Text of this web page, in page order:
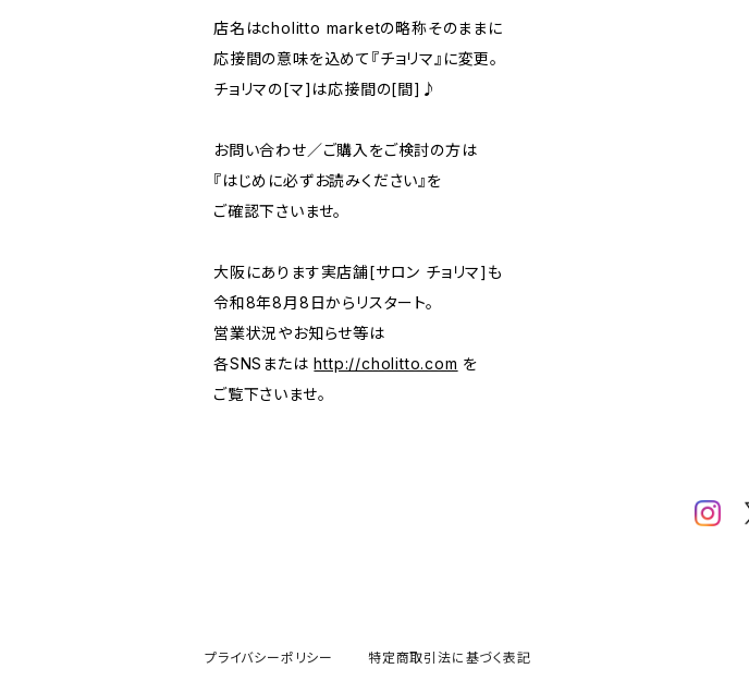
店名はcholitto marketの略称そのままに
応接間の意味を込めて『チョリマ』に変更。
チョリマの[マ]は応接間の[間]♪
お問い合わせ／ご購入をご検討の方は
『はじめに必ずお読みください』を
ご確認下さいませ。
大阪にあります実店舗[サロン チョリマ]も
令和8年8月8日からリスタート。
営業状況やお知らせ等は
各SNSまたはhttp://cholitto.com を
ご覧下さいませ。
プライバシーポリシー 特定商取引法に基づく表記